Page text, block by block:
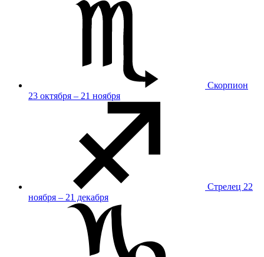
Скорпион
23 октября – 21 ноября
Стрелец 22
ноября – 21 декабря